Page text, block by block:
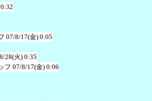
07/8/17(金) 0:05
28(火) 0:35
フ 07/8/17(金) 0:06